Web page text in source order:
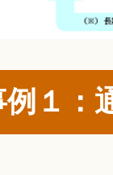
例１：